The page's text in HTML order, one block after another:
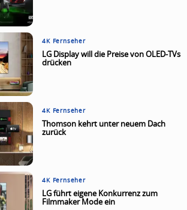
4K Fernseher
LG Display will die Preise von OLED-TVs
drücken
4K Fernseher
Thomson kehrt unter neuem Dach
zurück
4K Fernseher
LG führt eigene Konkurrenz zum
Filmmaker Mode ein